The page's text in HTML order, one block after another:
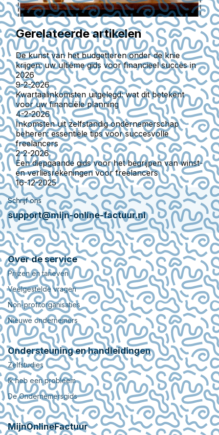
Gerelateerde artikelen
De kunst van het budgetteren onder de knie
krijgen: uw ultieme gids voor financieel succes in
2026
9-2-2026
Kwartaalinkomsten uitgelegd: wat dit betekent
voor uw financiële planning
4-2-2026
Inkomsten uit zelfstandig ondernemerschap
beheren: essentiële tips voor succesvolle
freelancers
2-2-2026
Een diepgaande gids voor het begrijpen van winst-
en verliesrekeningen voor freelancers
16-12-2025
Schrijf ons
support@mijn-online-factuur.nl
Over de service
Prijzen en tarieven
Veelgestelde vragen
Non-profitorganisaties
Nieuwe ondernemers
Ondersteuning en handleidingen
Zelfstudies
Ik heb een probleem
De Ondernemersgids
MijnOnlineFactuur